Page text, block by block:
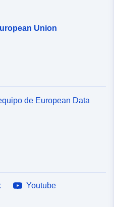
Union
de European Data
Youtube